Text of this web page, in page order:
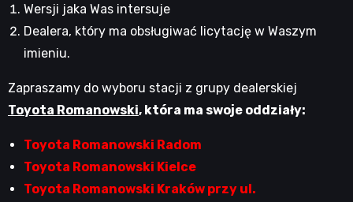
Wersji jaka Was intersuje
Dealera, który ma obsługiwać licytację w Waszym
imieniu.
Zapraszamy do wyboru stacji z grupy dealerskiej
Toyota Romanowski, która ma swoje oddziały:
Toyota Romanowski Radom
Toyota Romanowski Kielce
Toyota Romanowski Kraków przy ul.